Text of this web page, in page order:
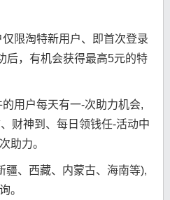
限淘特新用户、即首次登录
后，有机会获得最高5元的特
用户每天有一-次助力机会,
财神到、每日领钱任-活动中
助力。
疆、西藏、内蒙古、海南等),
。